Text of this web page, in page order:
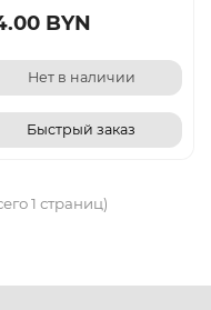
BYN
Нет в наличии
Быстрый заказ
1 страниц)